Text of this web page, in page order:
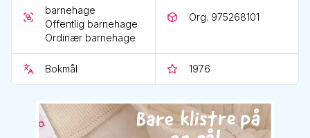
barnehage
Offentlig barnehage
Ordinær barnehage
Org. 975268101
Bokmål 1976